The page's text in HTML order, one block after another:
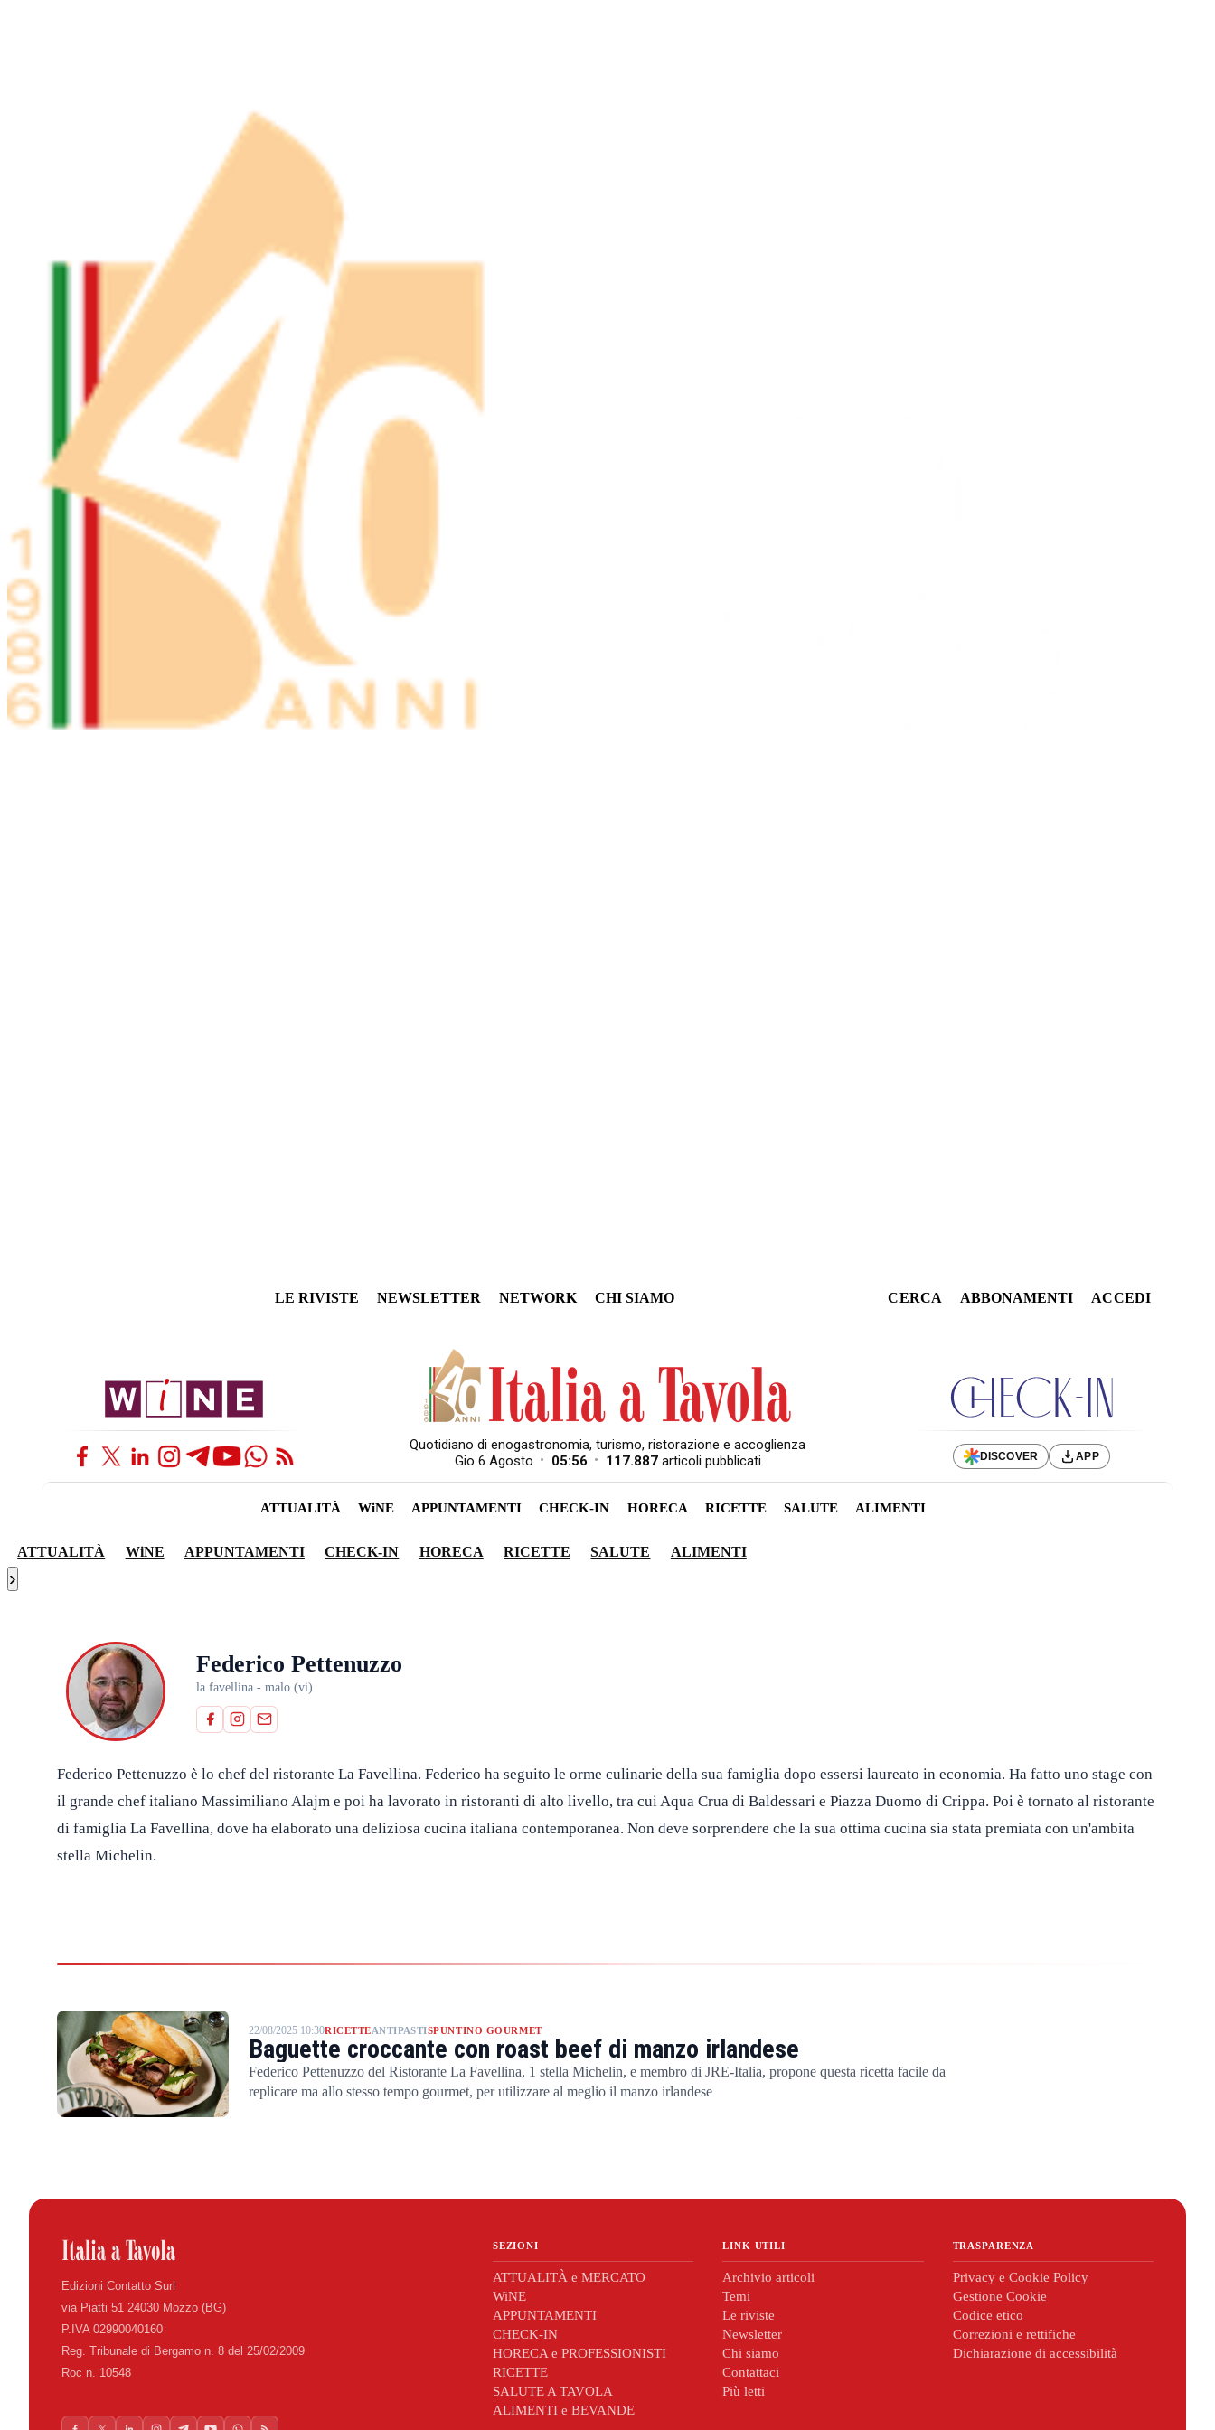
LE RIVISTE NEWSLETTER NETWORK CHI SIAMO CERCA ABBONAMENTI ACCEDI
Quotidiano di enogastronomia, turismo, ristorazione e accoglienza
Gio 6 Agosto • 05:56 • 117.887articoli pubblicati DISCOVER APP
ATTUALITÀ WiNE APPUNTAMENTI CHECK-IN HORECA RICETTE SALUTE ALIMENTI
ATTUALITÀ WiNE APPUNTAMENTI CHECK-IN HORECA RICETTE SALUTE ALIMENTI
›
Federico Pettenuzzo
la favellina - malo (vi)
Federico Pettenuzzo è lo chef del ristorante La Favellina. Federico ha seguito le orme culinarie della sua famiglia dopo essersi laureato in economia. Ha fatto uno stage con
il grande chef italiano Massimiliano Alajm e poi ha lavorato in ristoranti di alto livello, tra cui Aqua Crua di Baldessari e Piazza Duomo di Crippa. Poi è tornato al ristorante
di famiglia La Favellina, dove ha elaborato una deliziosa cucina italiana contemporanea. Non deve sorprendere che la sua ottima cucina sia stata premiata con un'ambita
stella Michelin.
22/08/2025 10:30RICETTEANTIPASTISPUNTINO GOURMET
Baguette croccante con roast beef di manzo irlandese
Federico Pettenuzzo del Ristorante La Favellina, 1 stella Michelin, e membro di JRE-Italia, propone questa ricetta facile da
replicare ma allo stesso tempo gourmet, per utilizzare al meglio il manzo irlandese
Edizioni Contatto Surl
via Piatti 51 24030 Mozzo (BG)
P.IVA 02990040160
Reg. Tribunale di Bergamo n. 8 del 25/02/2009
Roc n. 10548
SEZIONI
ATTUALITÀ e MERCATO
WiNE
APPUNTAMENTI
CHECK-IN
HORECA e PROFESSIONISTI
RICETTE
SALUTE A TAVOLA
ALIMENTI e BEVANDE
LINK UTILI
Archivio articoli
Temi
Le riviste
Newsletter
Chi siamo
Contattaci
Più letti
TRASPARENZA
Privacy e Cookie Policy
Gestione Cookie
Codice etico
Correzioni e rettifiche
Dichiarazione di accessibilità